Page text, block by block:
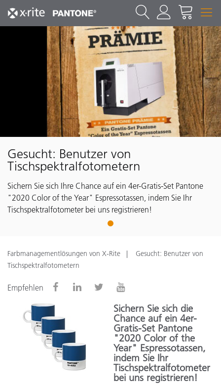
Gesucht: Benutzer von
Tischspektralfotometern
Sichern Sie sich Ihre Chance auf ein 4er-Gratis-Set Pantone
"2020 Color of the Year" Espressotassen, indem Sie Ihr
Tischspektralfotometer bei uns registrieren!
1
Farbmanagementlösungen von X-Rite
Gesucht: Benutzer von
Tischspektralfotometern
Empfehlen
Sichern Sie sich die
Chance auf ein 4er-
Gratis-Set Pantone
"2020 Color of the
Year" Espressotassen,
indem Sie Ihr
Tischspektralfotometer
bei uns registrieren!